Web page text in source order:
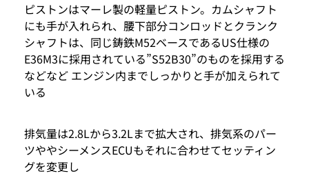
ピストンはマーレ製の軽量ピストン。カムシャフト
にも手が入れられ、腰下部分コンロッドとクランク
シャフトは、同じ鋳鉄M52ベースであるUS仕様の
E36M3に採用されている”S52B30”のものを採用する
などなど エンジン内までしっかりと手が加えられて
いる
排気量は2.8Lから3.2Lまで拡大され、排気系のパー
ツややシーメンスECUもそれに合わせてセッティン
グを変更し